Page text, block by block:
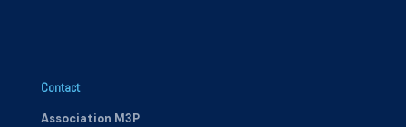
Contact
Association M3P